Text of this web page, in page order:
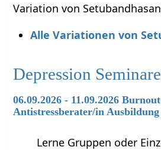
Variation von
Alle Variationen von
Depression Seminare
06.09.2026 - 11.09.2026
Antistressberater/in Ausbildung
Lerne Gruppen oder